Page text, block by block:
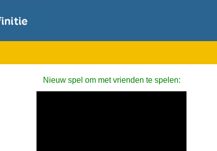
Nieuw spel om met vrienden te spelen: